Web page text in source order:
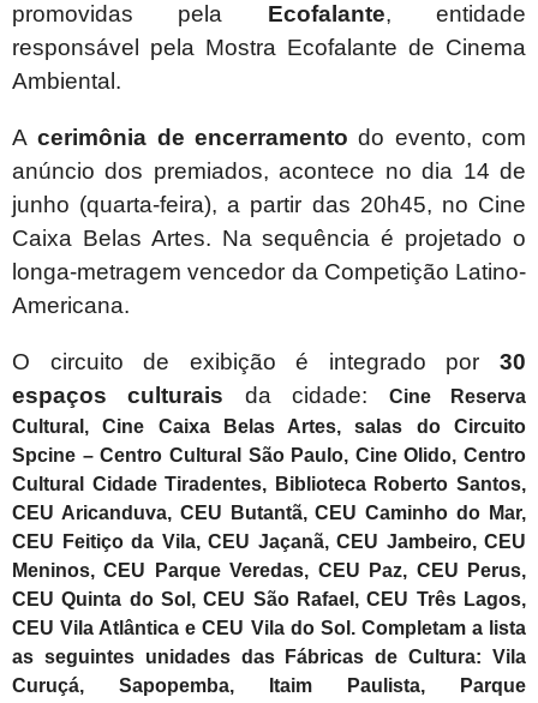
promovidas pela Ecofalante, entidade
responsável pela Mostra Ecofalante de Cinema
Ambiental.
Acerimônia de encerramento do evento, com
anúncio dos premiados, acontece no dia 14 de
junho (quarta-feira), a partir das 20h45, no Cine
Caixa Belas Artes. Na sequência é projetado o
longa-metragem vencedor da Competição Latino-
Americana.
O circuito de exibição é integrado por 30
espaços culturais da cidade:
Cine Reserva
Cultural, Cine Caixa Belas Artes, salas do Circuito
Spcine – Centro Cultural São Paulo, Cine Olido, Centro
Cultural Cidade Tiradentes, Biblioteca Roberto Santos,
CEU Aricanduva, CEU Butantã, CEU Caminho do Mar,
CEU Feitiço da Vila, CEU Jaçanã, CEU Jambeiro, CEU
Meninos, CEU Parque Veredas, CEU Paz, CEU Perus,
CEU Quinta do Sol, CEU São Rafael, CEU Três Lagos,
CEU Vila Atlântica e CEU Vila do Sol. Completam a lista
as seguintes unidades das Fábricas de Cultura: Vila
Curuçá, Sapopemba, Itaim Paulista, Parque